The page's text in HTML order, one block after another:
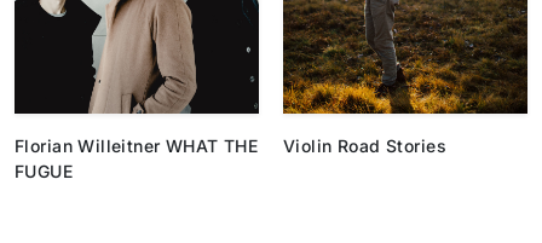
Florian Willeitner WHAT THE
FUGUE
Violin Road Stories